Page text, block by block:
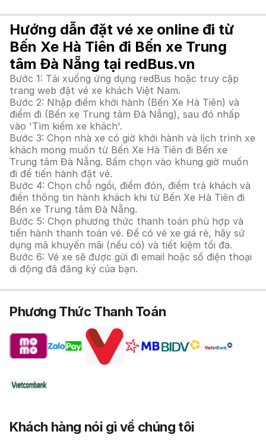
Hướng dẫn đặt vé xe online đi từ
Bến Xe Hà Tiên đi Bến xe Trung
tâm Đà Nẵng tại redBus.vn
Bước 1: Tải xuống ứng dụng redBus hoặc truy cập
trang web đặt vé xe khách Việt Nam.
Bước 2: Nhập điểm khởi hành (Bến Xe Hà Tiên) và
điểm đi (Bến xe Trung tâm Đà Nẵng), sau đó nhấp
vào 'Tìm kiếm xe khách'.
Bước 3: Chọn nhà xe có giờ khởi hành và lịch trình xe
khách mong muốn từ Bến Xe Hà Tiên đi Bến xe
Trung tâm Đà Nẵng. Bấm chọn vào khung giờ muốn
đi để tiến hành đặt vé.
Bước 4: Chọn chỗ ngồi, điểm đón, điểm trả khách và
điền thông tin hành khách khi từ Bến Xe Hà Tiên đi
Bến xe Trung tâm Đà Nẵng.
Bước 5: Chọn phương thức thanh toán phù hợp và
tiến hành thanh toán vé. Để có vé xe giá rẻ, hãy sử
dụng mã khuyến mãi (nếu có) và tiết kiệm tối đa.
Bước 6: Vé xe sẽ được gửi đi email hoặc số điện thoại
di động đã đăng ký của bạn.
Phương Thức Thanh Toán
Khách hàng nói gì về chúng tôi